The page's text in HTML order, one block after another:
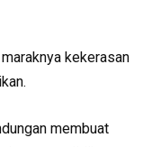
kekerasan
membuat